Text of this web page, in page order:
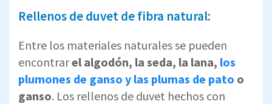
Rellenos de duvet de fibra natural:
Entre los materiales naturales se pueden
encontrarel algodón, la seda, la lana, los
plumones de ganso y las plumas de pato o
ganso. Los rellenos de duvet hechos con